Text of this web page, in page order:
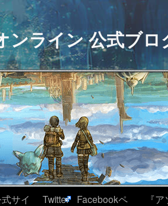
ンライン 公式ブロ
サイ
Twitter
Facebookペ
『